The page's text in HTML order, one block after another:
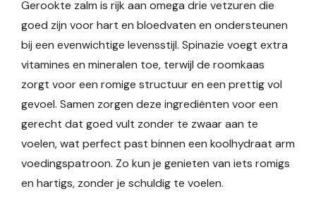
Gerookte zalm is rijk aan omega drie vetzuren die
goed zijn voor hart en bloedvaten en ondersteunen
bij een evenwichtige levensstijl. Spinazie voegt extra
vitamines en mineralen toe, terwijl de roomkaas
zorgt voor een romige structuur en een prettig vol
gevoel. Samen zorgen deze ingrediënten voor een
gerecht dat goed vult zonder te zwaar aan te
voelen, wat perfect past binnen een koolhydraat arm
voedingspatroon. Zo kun je genieten van iets romigs
en hartigs, zonder je schuldig te voelen.